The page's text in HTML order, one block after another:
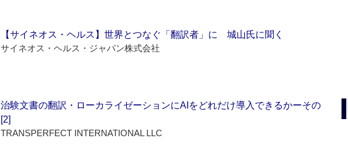
【サイネオス・ヘルス】世界とつなぐ「翻訳者」に 城山氏に聞く
サイネオス・ヘルス・ジャパン株式会社
治験文書の翻訳・ローカライゼーションにAIをどれだけ導入できるかーその
[2]
TRANSPERFECT INTERNATIONAL LLC